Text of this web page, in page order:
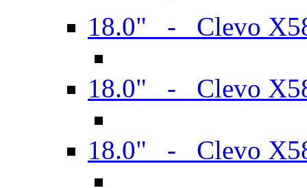
18.0" - Clevo
18.0" - Clevo
18.0" - Clevo